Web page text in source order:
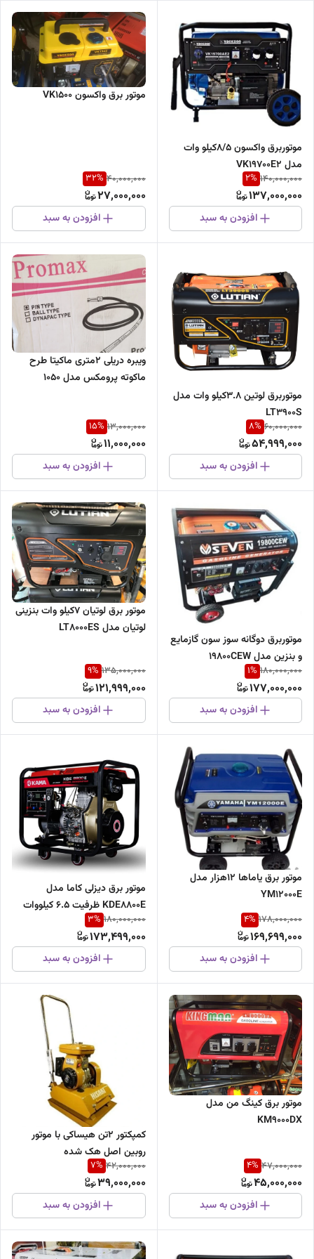
موتوربرق واکسون 8/5کیلو وات
مدل VK19700E2
140,000,000
2%
137,000,000
افزودن به سبد
موتور برق واکسون VK1500
40,000,000
32%
27,000,000
افزودن به سبد
موتوربرق لوتین 3.8کیلو وات مدل
LT3900S
60,000,000
8%
54,999,000
افزودن به سبد
ویبره دریلی 2متری ماکیتا طرح
ماکوته پرومکس مدل 1050
13,000,000
15%
11,000,000
افزودن به سبد
موتوربرق دوگانه سوز سون گازمایع
و بنزین مدل 19800CEW
180,000,000
1%
177,000,000
افزودن به سبد
موتور برق لوتیان ۷کیلو وات بنزینی
لوتیان مدل LT8000ES
135,000,000
9%
121,999,000
افزودن به سبد
موتور برق یاماها 12هزار مدل
YM12000E
178,000,000
4%
169,699,000
افزودن به سبد
موتور برق دیزلی کاما مدل
KDE8800E ظرفیت ۶.۵ کیلووات
180,000,000
3%
173,499,000
افزودن به سبد
موتور برق کینگ من مدل
KM9000DX
47,000,000
4%
45,000,000
افزودن به سبد
کمپکتور ۲تن هیساکی با موتور
روبین اصل هک شده
42,000,000
7%
39,000,000
افزودن به سبد